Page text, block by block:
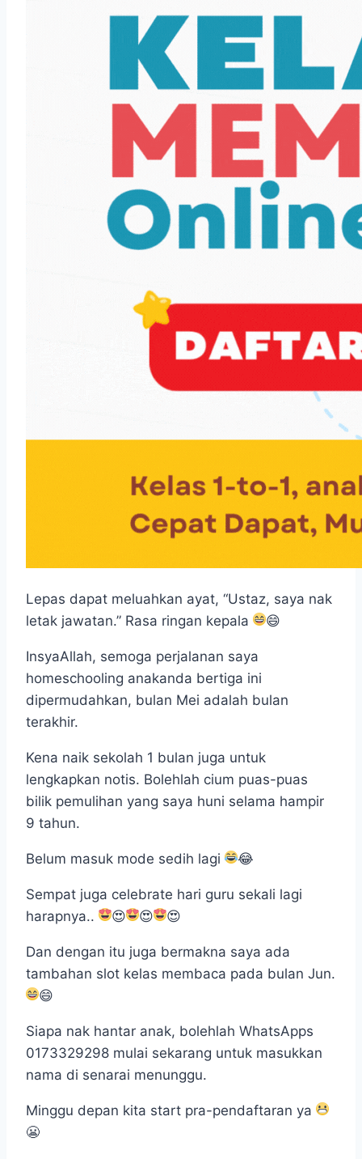
Lepas dapat meluahkan ayat, “Ustaz, saya nak
letak jawatan.” Rasa ringan kepala
😄
InsyaAllah, semoga perjalanan saya
homeschooling anakanda bertiga ini
dipermudahkan, bulan Mei adalah bulan
terakhir.
Kena naik sekolah 1 bulan juga untuk
lengkapkan notis. Bolehlah cium puas-puas
bilik pemulihan yang saya huni selama hampir
9 tahun.
Belum masuk mode sedih lagi 😂
Sempat juga celebrate hari guru sekali lagi
harapnya..
😍 😍 😍
Dan dengan itu juga bermakna saya ada
tambahan slot kelas membaca pada bulan Jun.
😄
Siapa nak hantar anak, bolehlah WhatsApps
0173329298 mulai sekarang untuk masukkan
nama di senarai menunggu.
Minggu depan kita start pra-pendaftaran ya
😬